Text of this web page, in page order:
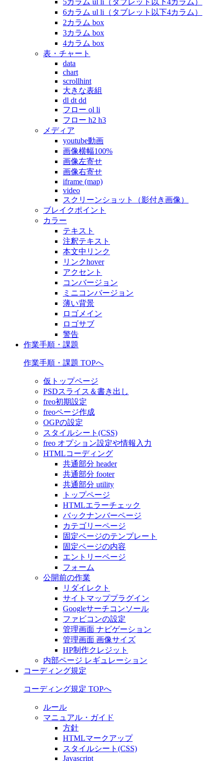
5カラム ul li（タブレット以下4カラム）
6カラム ul li（タブレット以下4カラム）
2カラム box
3カラム box
4カラム box
表・チャート
data
chart
scrollhint
大きな表組
dl dt dd
フロー ol li
フロー h2 h3
メディア
youtube動画
画像横幅100%
画像左寄せ
画像右寄せ
iframe (map)
video
スクリーンショット（影付き画像）
ブレイクポイント
カラー
テキスト
注釈テキスト
本文中リンク
リンクhover
アクセント
コンバージョン
ミニコンバージョン
薄い背景
ロゴメイン
ロゴサブ
警告
作業手順・課題
作業手順・課題 TOPへ
仮トップページ
PSDスライス＆書き出し
freo初期設定
freoページ作成
OGPの設定
スタイルシート(CSS)
freo オプション設定や情報入力
HTMLコーディング
共通部分 header
共通部分 footer
共通部分 utility
トップページ
HTMLエラーチェック
バックナンバーページ
カテゴリーページ
固定ページのテンプレート
固定ページの内容
エントリーページ
フォーム
公開前の作業
リダイレクト
サイトマッププラグイン
Googleサーチコンソール
ファビコンの設定
管理画面 ナビゲーション
管理画面 画像サイズ
HP制作クレジット
内部ページ レギュレーション
コーディング規定
コーディング規定 TOPへ
ルール
マニュアル・ガイド
方針
HTMLマークアップ
スタイルシート(CSS)
Javascript